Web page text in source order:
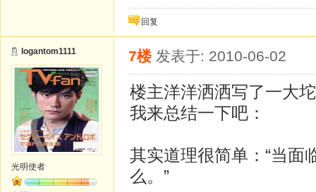
回复
logantom1111
光明使者
7楼 发表于: 2010-06-02
楼主洋洋洒洒写了一大
我来总结一下吧：
其实道理很简单：“当面
么。”